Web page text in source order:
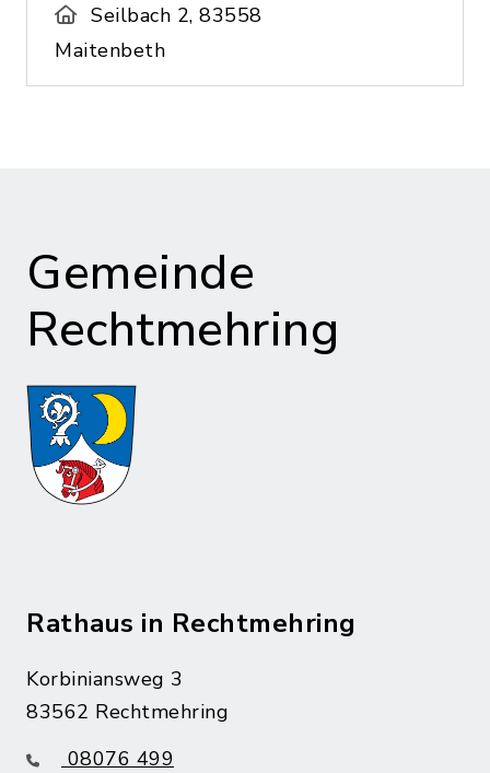
Seilbach 2, 83558
Maitenbeth
Gemeinde
Rechtmehring
Rathaus in Rechtmehring
Korbiniansweg 3
83562 Rechtmehring
08076 499